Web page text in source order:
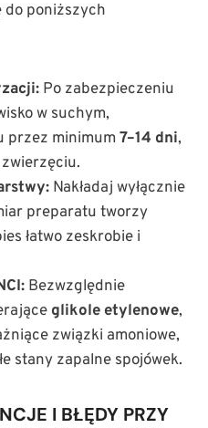
poniższych
Po zabezpieczeniu
w suchym,
przez minimum 7–14 dni,
Nakładaj wyłącznie
preparatu tworzy
łatwo zeskrobie i
Bezwzględnie
glikole etylenowe,
związki amoniowe,
stany zapalne spojówek.
I BŁĘDY PRZY